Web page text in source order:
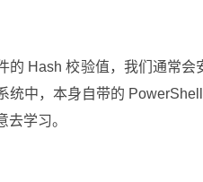
的 Hash 校验值，我们通常会
统中，本身自带的
学习。